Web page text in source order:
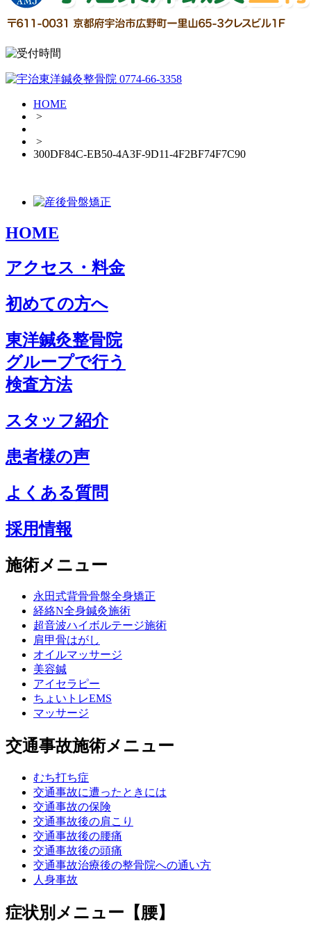
HOME
>
>
300DF84C-EB50-4A3F-9D11-4F2BF74F7C90
HOME
アクセス・料金
初めての方へ
東洋鍼灸整骨院
グループで行う
検査方法
スタッフ紹介
患者様の声
よくある質問
採用情報
施術メニュー
永田式背骨骨盤全身矯正
経絡N全身鍼灸施術
超音波ハイボルテージ施術
肩甲骨はがし
オイルマッサージ
美容鍼
アイセラピー
ちょいトレEMS
マッサージ
交通事故施術メニュー
むち打ち症
交通事故に遭ったときには
交通事故の保険
交通事故後の肩こり
交通事故後の腰痛
交通事故後の頭痛
交通事故治療後の整骨院への通い方
人身事故
症状別メニュー【腰】